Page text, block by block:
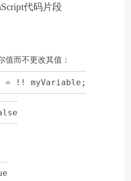
代码片段
值而不更改其值：
= !! myVariable;